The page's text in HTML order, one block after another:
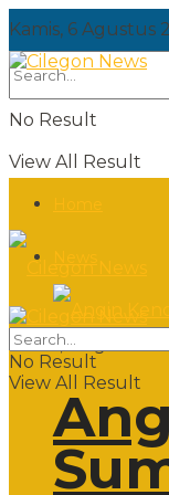
Kamis, 6 Agustus
No Result
View All Result
Kamis, 6 Agustus
No Result
View All Result